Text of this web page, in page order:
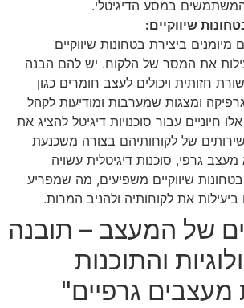
במסע הדיגיטלי.
מיומנים ביצירת בטחונות שיווקיים
את המסר של הלקוח. יש להם הבנה
חזותית ויכולים לעצב חומרים כגון
ומצגות שמערבות ומודיעות לקהל
חיוניים עבור סוכנויות דיגיטל להציג את
של לקוחותיהם בצורה משכנעת
מעצב גרפי, סוכנות דיגיטלית עשויה
שיווקיים משפיעים, מה שמפריע
את לקוחותיה ולהניב המרות.
של המעצב – תובנה
והתוכנות
גרפיים"